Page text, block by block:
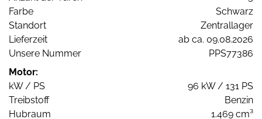
Farbe
Schwarz
Standort
Zentrallager
Lieferzeit
ab ca. 09.08.2026
Unsere Nummer
PPS77386
Motor:
kW / PS
96 kW / 131 PS
Treibstoff
Benzin
Hubraum
1.469 cm³